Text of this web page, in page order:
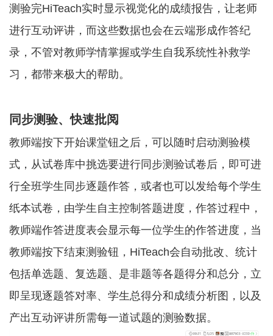
测验完HiTeach实时显示视觉化的成绩报告，让老师
进行互动评讲，而这些数据也会在云端形成作答纪
录，不管对教师学情掌握或学生自我系统性补救学
习，都带来极大的帮助。
同步测验、快速批阅
教师端按下开始课堂钮之后，可以随时启动测验模
式，从试卷库中挑选要进行同步测验试卷后，即可进
行全班学生同步逐题作答，或者也可以发给每个学生
纸本试卷，由学生自主控制答题进度，作答过程中，
教师端作答进度表会显示每一位学生的作答进度，当
教师端按下结束测验钮，HiTeach会自动批改、统计
包括单选题、复选题、是非题等各题得分和总分，立
即呈现逐题答对率、学生总得分和成绩分析图，以及
产出互动评讲所需每一道试题的测验数据。